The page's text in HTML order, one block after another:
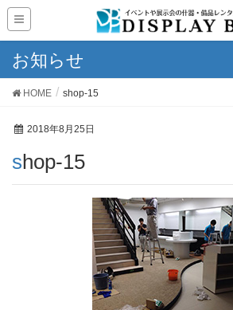
お知らせ
HOME shop-15
2018年8月25日
shop-15